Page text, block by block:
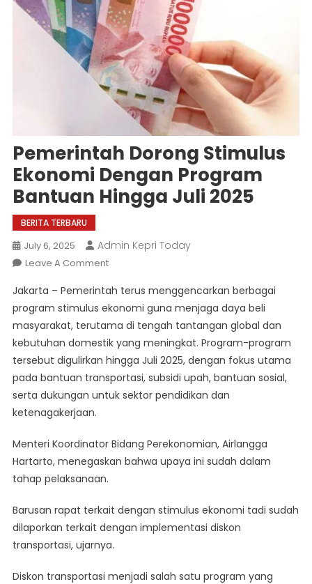
Pemerintah Dorong Stimulus
Ekonomi Dengan Program
Bantuan Hingga Juli 2025
BERITA TERBARU
July 6, 2025 Admin Kepri Today
Leave A CommentOn
Dorong
Stimulus
Ekonomi
Dengan
Program
Bantuan
Hingga
Jakarta – Pemerintah terus menggencarkan berbagai
program stimulus ekonomi guna menjaga daya beli
masyarakat, terutama di tengah tantangan global dan
kebutuhan domestik yang meningkat. Program-program
tersebut digulirkan hingga Juli 2025, dengan fokus utama
pada bantuan transportasi, subsidi upah, bantuan sosial,
serta dukungan untuk sektor pendidikan dan
ketenagakerjaan.
Menteri Koordinator Bidang Perekonomian, Airlangga
Hartarto, menegaskan bahwa upaya ini sudah dalam
tahap pelaksanaan.
Barusan rapat terkait dengan stimulus ekonomi tadi sudah
dilaporkan terkait dengan implementasi diskon
transportasi, ujarnya.
Diskon transportasi menjadi salah satu program yang